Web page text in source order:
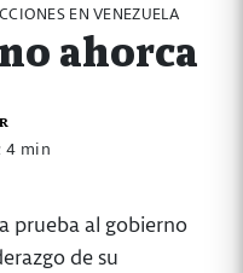
EN VENEZUELA
ahorca
4 min
prueba al gobierno
de su